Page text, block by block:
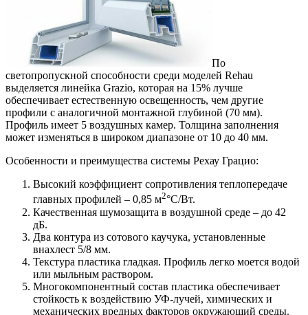
По
светопропускной способности среди моделей Rehau
выделяется линейка Grazio, которая на 15% лучше
обеспечивает естественную освещенность, чем другие
профили с аналогичной монтажной глубиной (70 мм).
Профиль имеет 5 воздушных камер. Толщина заполнения
может изменяться в широком диапазоне от 10 до 40 мм.
Особенности и преимущества системы Рехау Грацио:
Высокий коэффициент сопротивления теплопередаче
главных профилей – 0,85 м2°С/Вт.
Качественная шумозащита в воздушной среде – до 42
дБ.
Два контура из сотового каучука, установленные
внахлест 5/8 мм.
Текстура пластика гладкая. Профиль легко моется водой
или мыльным раствором.
Многокомпонентный состав пластика обеспечивает
стойкость к воздействию УФ-лучей, химических и
механических вредных факторов окружающий среды.